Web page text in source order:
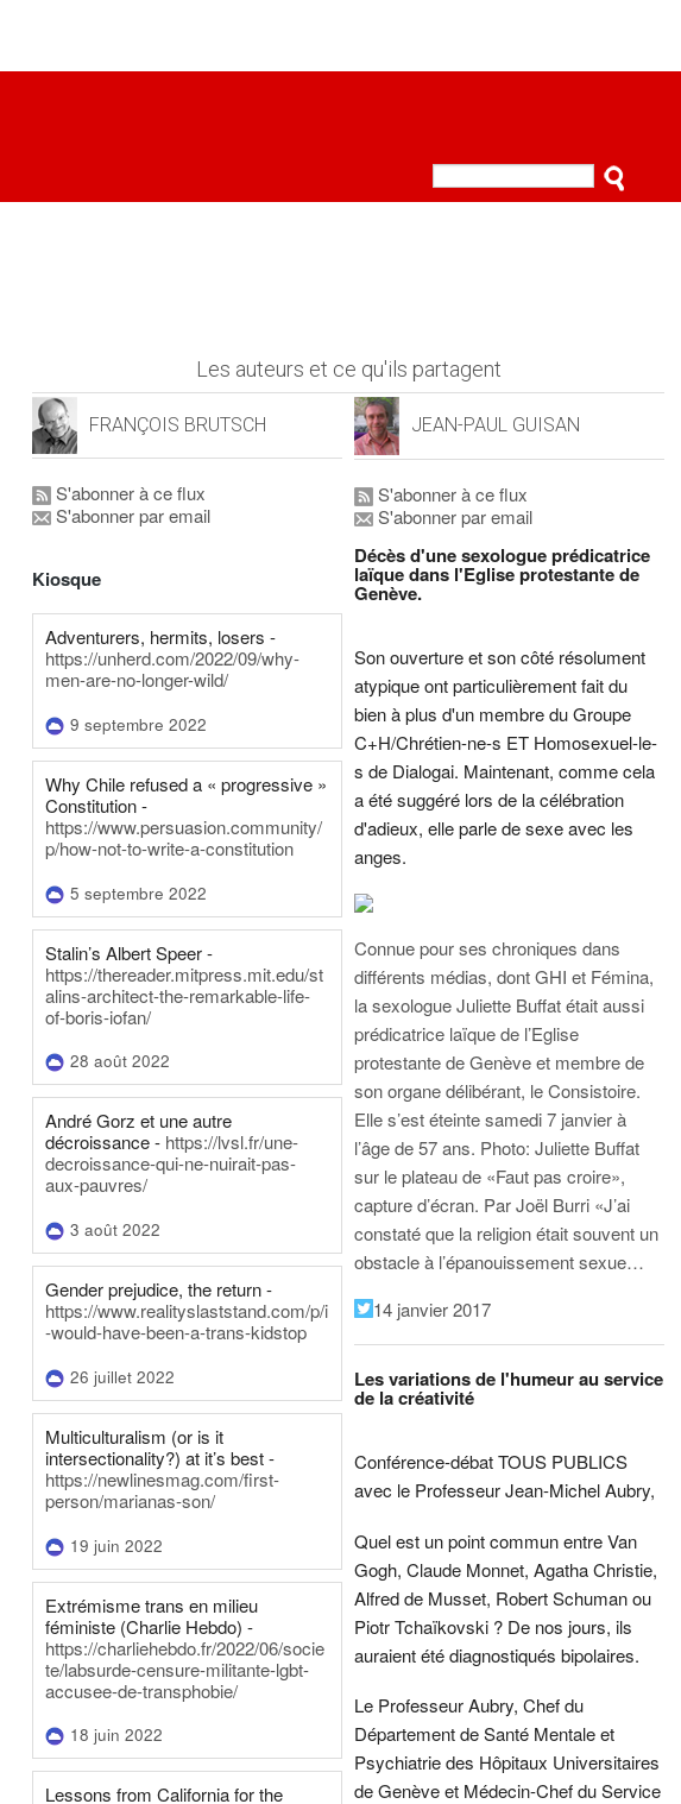
Les auteurs et ce qu'ils partagent
FRANÇOIS BRUTSCH
S'abonner à ce flux
S'abonner par email
Kiosque
Adventurers, hermits, losers -
https://unherd.com/2022/09/why-
men-are-no-longer-wild/
9 septembre 2022
Why Chile refused a « progressive »
Constitution -
https://www.persuasion.community/
p/how-not-to-write-a-constitution
5 septembre 2022
Stalin’s Albert Speer -
https://thereader.mitpress.mit.edu/st
alins-architect-the-remarkable-life-
of-boris-iofan/
28 août 2022
André Gorz et une autre
décroissance - https://lvsl.fr/une-
decroissance-qui-ne-nuirait-pas-
aux-pauvres/
3 août 2022
Gender prejudice, the return -
https://www.realityslaststand.com/p/i
-would-have-been-a-trans-kidstop
26 juillet 2022
Multiculturalism (or is it
intersectionality?) at it’s best -
https://newlinesmag.com/first-
person/marianas-son/
19 juin 2022
Extrémisme trans en milieu
féministe (Charlie Hebdo) -
https://charliehebdo.fr/2022/06/socie
te/labsurde-censure-militante-lgbt-
accusee-de-transphobie/
18 juin 2022
Lessons from California for the
JEAN-PAUL GUISAN
S'abonner à ce flux
S'abonner par email
Décès d'une sexologue prédicatrice
laïque dans l'Eglise protestante de
Genève.
Son ouverture et son côté résolument
atypique ont particulièrement fait du
bien à plus d'un membre du Groupe
C+H/Chrétien-ne-s ET Homosexuel-le-
s de Dialogai. Maintenant, comme cela
a été suggéré lors de la célébration
d'adieux, elle parle de sexe avec les
anges.
Connue pour ses chroniques dans
différents médias, dont GHI et Fémina,
la sexologue Juliette Buffat était aussi
prédicatrice laïque de l’Eglise
protestante de Genève et membre de
son organe délibérant, le Consistoire.
Elle s’est éteinte samedi 7 janvier à
l’âge de 57 ans. Photo: Juliette Buffat
sur le plateau de «Faut pas croire»,
capture d’écran. Par Joël Burri «J’ai
constaté que la religion était souvent un
obstacle à l’épanouissement sexue…
14 janvier 2017
Les variations de l'humeur au service
de la créativité
Conférence-débat TOUS PUBLICS
avec le Professeur Jean-Michel Aubry,
Quel est un point commun entre Van
Gogh, Claude Monnet, Agatha Christie,
Alfred de Musset, Robert Schuman ou
Piotr Tchaïkovski ? De nos jours, ils
auraient été diagnostiqués bipolaires.
Le Professeur Aubry, Chef du
Département de Santé Mentale et
Psychiatrie des Hôpitaux Universitaires
de Genève et Médecin-Chef du Service